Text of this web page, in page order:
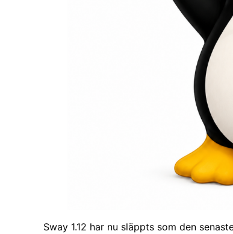
Sway 1.12 har nu släppts som den